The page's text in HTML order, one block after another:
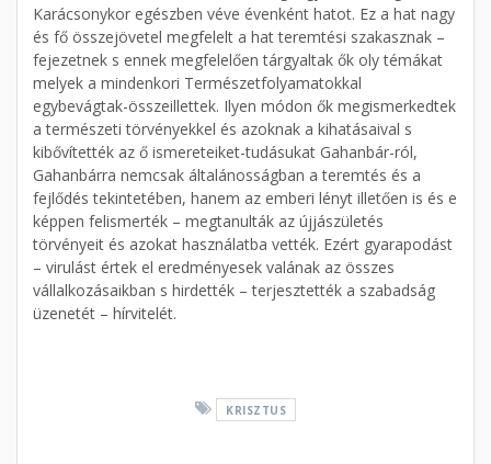
Karácsonykor egészben véve évenként hatot. Ez a hat nagy
és fő összejövetel megfelelt a hat teremtési szakasznak –
fejezetnek s ennek megfelelően tárgyaltak ők oly témákat
melyek a mindenkori Természetfolyamatokkal
egybevágtak-összeillettek. Ilyen módon ők megismerkedtek
a természeti törvényekkel és azoknak a kihatásaival s
kibővítették az ő ismereteiket-tudásukat Gahanbár-ról,
Gahanbárra nemcsak általánosságban a teremtés és a
fejlődés tekintetében, hanem az emberi lényt illetően is és e
képpen felismerték – megtanulták az újjászületés
törvényeit és azokat használatba vették. Ezért gyarapodást
– virulást értek el eredményesek valának az összes
vállalkozásaikban s hirdették – terjesztették a szabadság
üzenetét – hírvitelét.
KRISZTUS